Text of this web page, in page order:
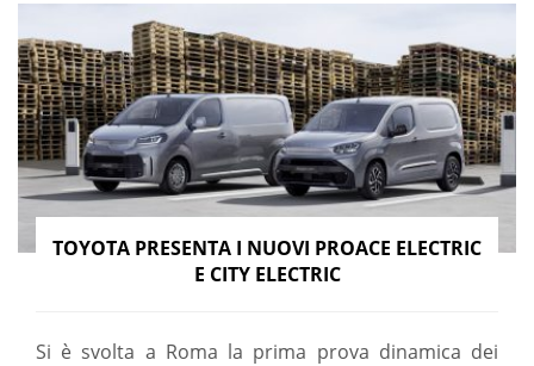
TOYOTA PRESENTA I NUOVI PROACE ELECTRIC
E CITY ELECTRIC
Si è svolta a Roma la prima prova dinamica dei